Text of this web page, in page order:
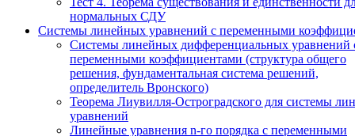
нормальных СДУ
Системы линейных уравнений с переменными
Системы линейных дифференциальных уравнений
переменными коэффициентами (структура общего
решения, фундаментальная система решений,
определитель Вронского)
Теорема Лиувилля-Остроградского для системы
уравнений
Линейные уравнения n-го порядка с переменными